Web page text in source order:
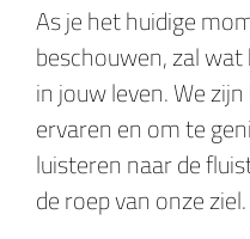
As je het huidige
beschouwen, zal
in jouw leven. We
ervaren en om te
luisteren naar de
de roep van onze ziel.